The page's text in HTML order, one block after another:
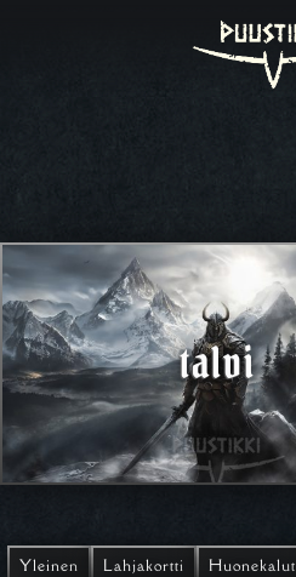
talvi
Yleinen Lahjakortti Huonekalut